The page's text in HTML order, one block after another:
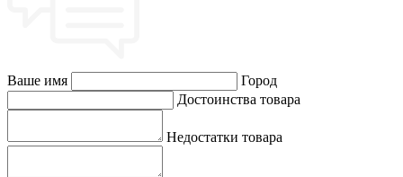
Ваше имя
Город
Достоинства товара
Недостатки товара